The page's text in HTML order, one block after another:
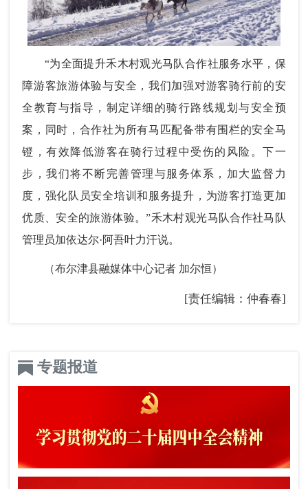
“为全面提升禾木村观光马队合作社服务水平，保
障游客旅游体验与安全，我们加强对游客骑行前的安
全教育与指导，制定详细的骑行路线规划与安全预
案，同时，合作社为所有马匹配备带有围栏的安全马
镫，有效降低游客在骑行过程中受伤的风险。下一
步，我们将不断完善管理与服务体系，加大监督力
度，强化队员安全培训和服务提升，为游客打造更加
优质、安全的旅游体验。”禾木村观光马队合作社马队
管理员加依达尔·阿吾叶力汗说。
（布尔津县融媒体中心记者 加尔恒）
[责任编辑：仲春春]
专题报道